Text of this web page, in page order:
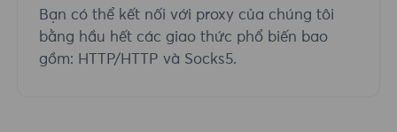
Bạn có thể kết nối với proxy của chúng tôi
bằng hầu hết các giao thức phổ biến bao
gồm: HTTP/HTTP và Socks5.